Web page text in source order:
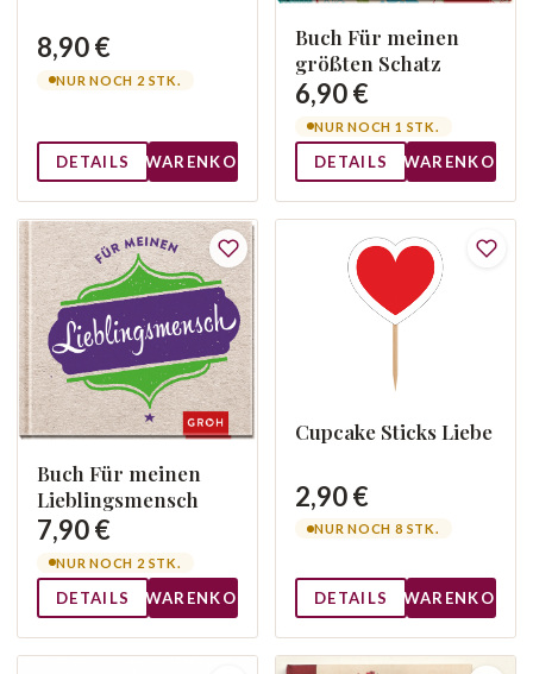
8,90 €
NUR NOCH 2 STK.
DETAILS WARENKORB
Buch Für meinen
größten Schatz
6,90 €
NUR NOCH 1 STK.
DETAILS WARENKORB
Buch Für meinen
Lieblingsmensch
7,90 €
NUR NOCH 2 STK.
DETAILS WARENKORB
Cupcake Sticks Liebe
2,90 €
NUR NOCH 8 STK.
DETAILS WARENKORB